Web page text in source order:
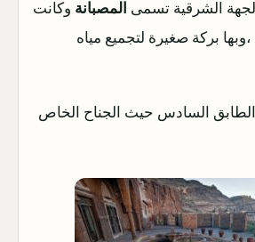
الشرقية تسمى المصبانة وكانت
بركة صغيرة لتجميع مياه
السادس حيث الجناح الخاص